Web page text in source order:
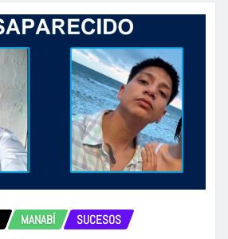
MANABÍ SUCESOS